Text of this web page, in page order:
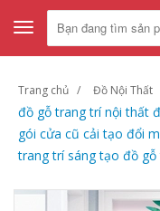
Toggle
navigation
Trang chủ Đồ Nội Thất
đồ gỗ trang trí nội thất
gói cửa cũ cải tạo đổi
trang trí sáng tạo đồ